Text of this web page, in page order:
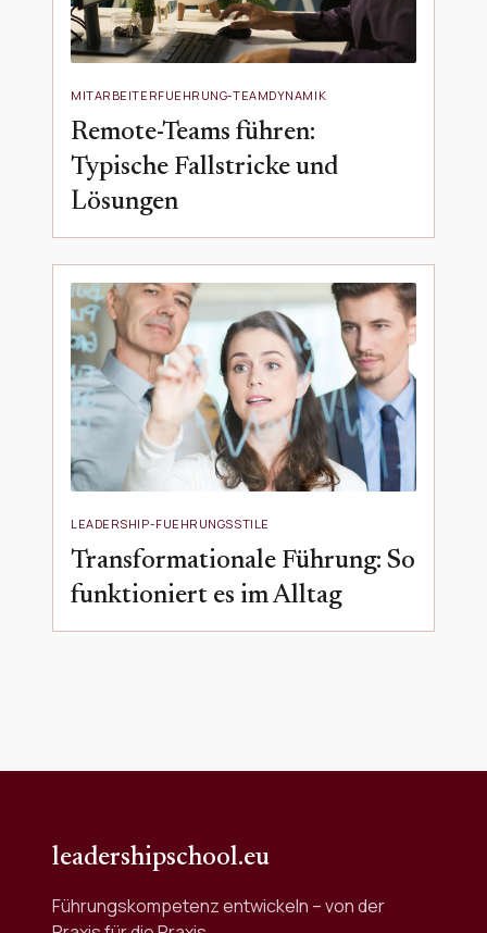
MITARBEITERFUEHRUNG-TEAMDYNAMIK
Remote-Teams führen:
Typische Fallstricke und
Lösungen
LEADERSHIP-FUEHRUNGSSTILE
Transformationale Führung: So
funktioniert es im Alltag
leadershipschool.eu
Führungskompetenz entwickeln – von der